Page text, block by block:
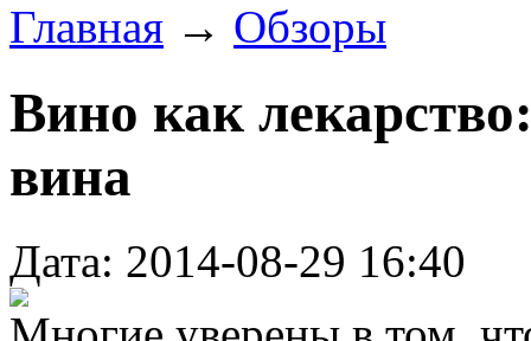
Главная → Обзоры
Вино как
вина
Дата: 2014-08-29 16:40